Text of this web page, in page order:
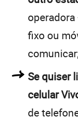
fixo ou
Se quiser
celular
de